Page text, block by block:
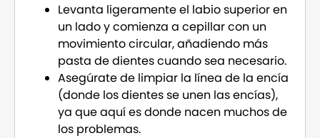
Levanta ligeramente el labio superior en
un lado y comienza a cepillar con un
movimiento circular, añadiendo más
pasta de dientes cuando sea necesario.
Asegúrate de limpiar la línea de la encía
(donde los dientes se unen las encías),
ya que aquí es donde nacen muchos de
los problemas.